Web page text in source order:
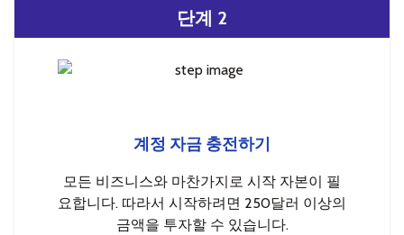
단계 2
계정 자금 충전하기
모든 비즈니스와 마찬가지로 시작 자본이 필
요합니다. 따라서 시작하려면 250달러 이상의
금액을 투자할 수 있습니다.